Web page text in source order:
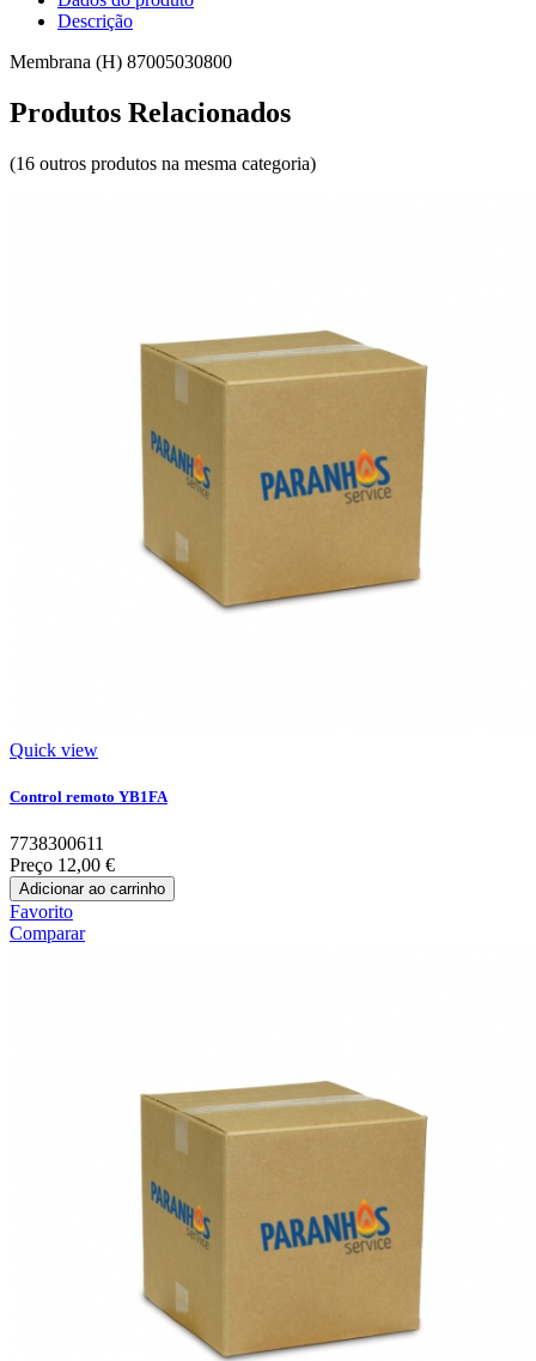
Descrição
Membrana (H) 87005030800
Produtos Relacionados
(16 outros produtos na mesma categoria)
Quick view
Control remoto YB1FA
7738300611
Preço 12,00 €
Adicionar ao carrinho
Favorito
Comparar